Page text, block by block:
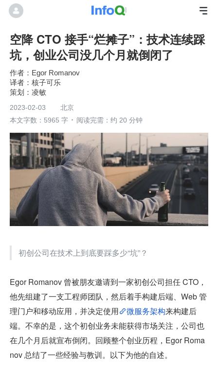
空降 CTO 接手“烂摊子”：技术连续踩
坑，创业公司没几个月就倒闭了
Egor Romanov
核子可乐
凌敏
2023-02-03
北京
本文字数：5965 字
阅读完需：约 20 分钟
初创公司在技术上到底要踩多少“坑”？
Egor Romanov 曾被朋友邀请到一家初创公司担任 CTO，
他先组建了一支工程师团队，然后着手构建后端、Web 管
理门户和移动应用，并决定使用
微服务架构来构建后
端。不幸的是，这个初创业务未能获得市场关注，公司也
在几个月后就宣布倒闭。回顾整个创业历程，Egor Roma
nov 总结了一些经验与教训。以下为他的自述。